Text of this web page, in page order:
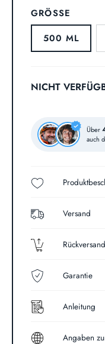
GRÖSSE
500 ML
NICHT
Über
auch
Versand
Rückversand
Garantie
Anleitung
Angaben